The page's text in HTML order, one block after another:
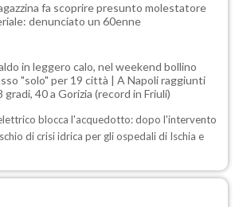
fa scoprire presunto molestatore
denunciato un 60enne
in leggero calo, nel weekend bollino
"solo" per 19 città | A Napoli raggiunti
gradi, 40 a Gorizia (record in Friuli)
blocca l'acquedotto: dopo l'intervento
di crisi idrica per gli ospedali di Ischia e